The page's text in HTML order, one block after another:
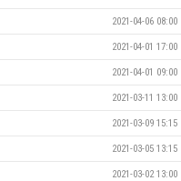
2021-04-06 08:00
2021-04-01 17:00
2021-04-01 09:00
2021-03-11 13:00
2021-03-09 15:15
2021-03-05 13:15
2021-03-02 13:00